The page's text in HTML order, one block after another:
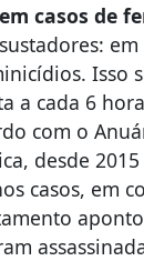
casos de
Isso
a cada 6
com o
desde
casos, em